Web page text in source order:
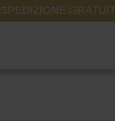
SPEDIZIONE